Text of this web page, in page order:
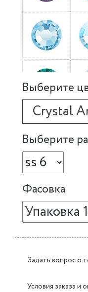
Выберите
Crystal
Выберите
Фасовка
Задать вопрос о
Условия заказа и